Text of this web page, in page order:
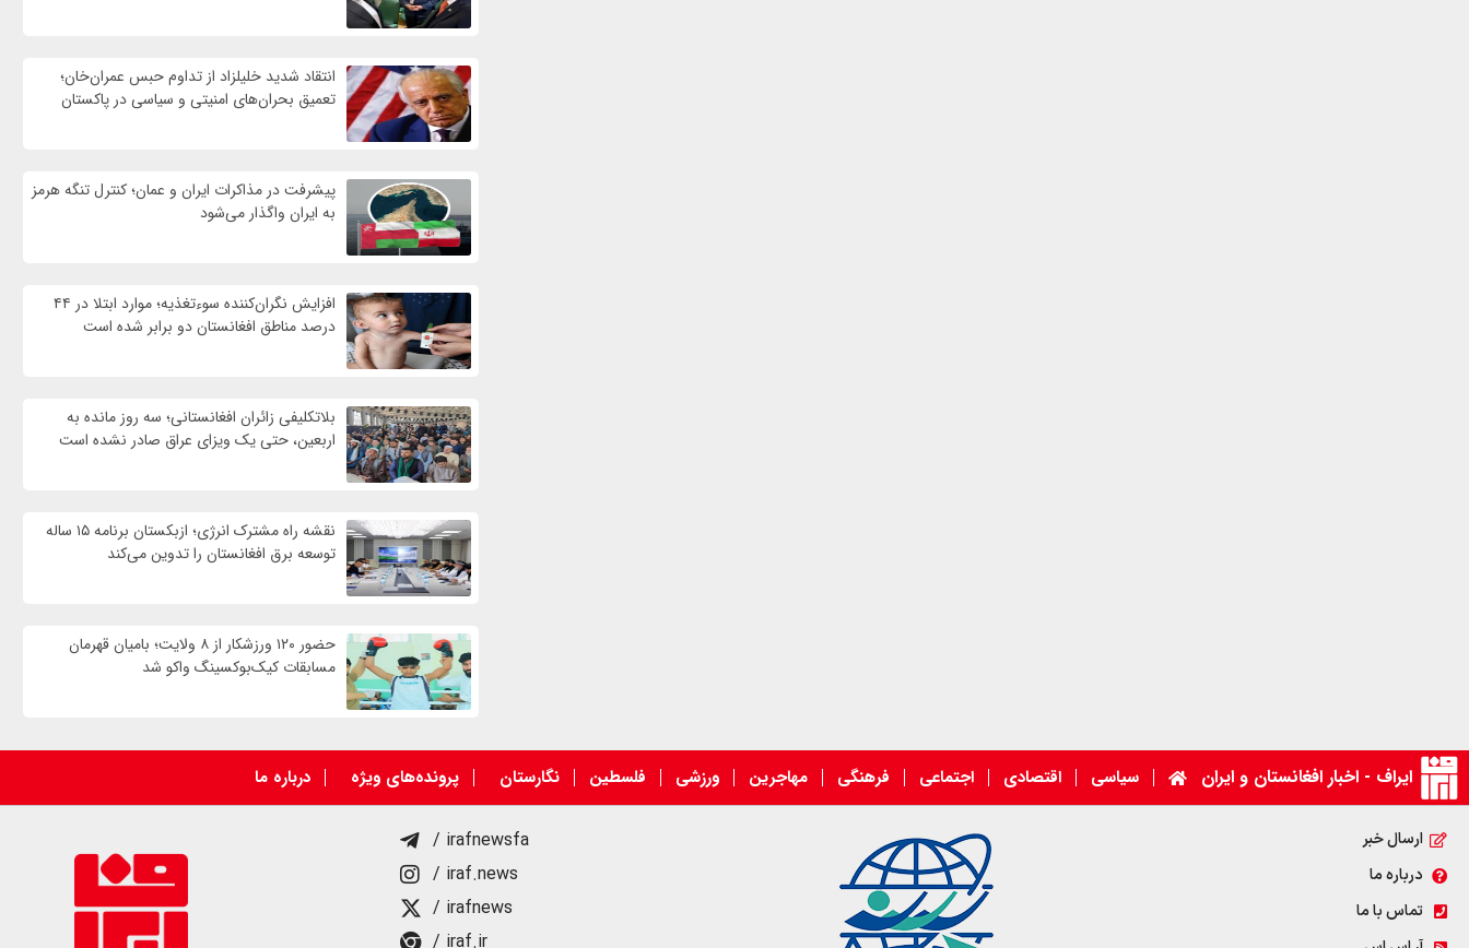
انتقاد شدید خلیلزاد از تداوم حبس عمران‌خان؛
تعمیق بحران‌های امنیتی و سیاسی در پاکستان
پیشرفت در مذاکرات ایران و عمان؛ کنترل تنگه هرمز
به ایران واگذار می‌شود
افزایش نگران‌کننده سوءتغذیه؛ موارد ابتلا در ۴۴
درصد مناطق افغانستان دو برابر شده است
بلاتکلیفی زائران افغانستانی؛ سه روز مانده به
اربعین، حتی یک ویزای عراق صادر نشده است
نقشه راه مشترک انرژی؛ ازبکستان برنامه ۱۵ ساله
توسعه برق افغانستان را تدوین می‌کند
حضور ۱۲۰ ورزشکار از ۸ ولایت؛ بامیان قهرمان
مسابقات کیک‌بوکسینگ واکو شد
ایراف - اخبار افغانستان و ایران سیاسی اقتصادی اجتماعی فرهنگی مهاجرین ورزشی فلسطین نگارستان پرونده‌های ویژه درباره ما
ارسال خبر
درباره ما
تماس با ما
/ irafnewsfa
/ iraf.news
/ irafnews
/ iraf.ir